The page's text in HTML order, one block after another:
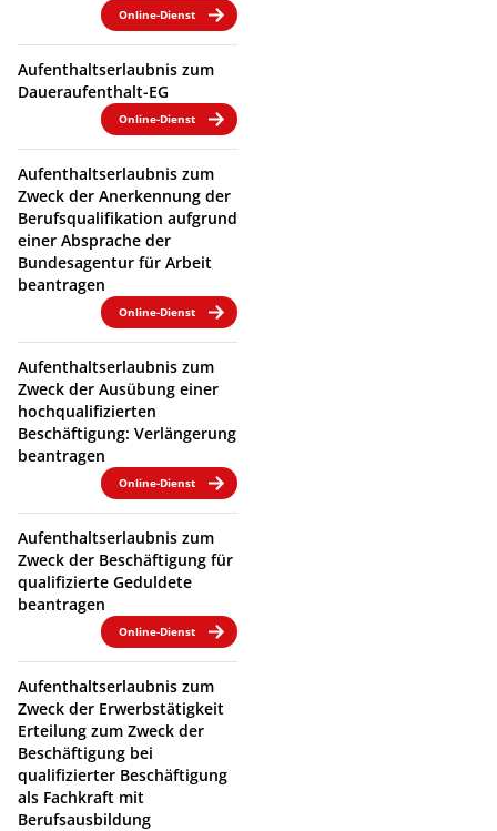
Online-Dienst
Aufenthaltserlaubnis zum
Daueraufenthalt-EG
Online-Dienst
Aufenthaltserlaubnis zum
Zweck der Anerkennung der
Berufsqualifikation aufgrund
einer Absprache der
Bundesagentur für Arbeit
beantragen
Online-Dienst
Aufenthaltserlaubnis zum
Zweck der Ausübung einer
hochqualifizierten
Beschäftigung: Verlängerung
beantragen
Online-Dienst
Aufenthaltserlaubnis zum
Zweck der Beschäftigung für
qualifizierte Geduldete
beantragen
Online-Dienst
Aufenthaltserlaubnis zum
Zweck der Erwerbstätigkeit
Erteilung zum Zweck der
Beschäftigung bei
qualifizierter Beschäftigung
als Fachkraft mit
Berufsausbildung